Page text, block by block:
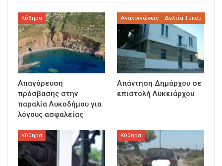
Κύθηρα
Απαγόρευση
πρόσβασης στην
παραλία Λυκοδήμου για
λόγους ασφαλείας
Ανακοινώσεις _ Δελτία Τύπου
Απάντηση Δημάρχου σε
επιστολή Λυκειάρχου
Κύθηρα Κύθηρα